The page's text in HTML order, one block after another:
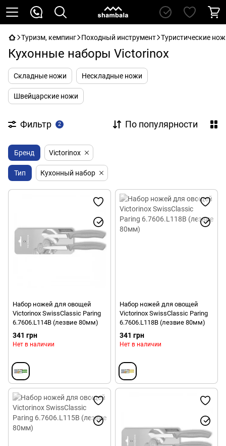
Туризм, кемпинг Походный инструмент Туристические
Кухонные наборы Victorinox
Складные ножи Нескладные ножи
Швейцарские ножи
Фильтр 2 По популярности
Бренд Victorinox
Тип Кухонный набор
Набор ножей для овощей
Victorinox SwissClassic Paring
6.7606.L114B (лезвие 80мм)
341 грн
Нет в наличии
Набор ножей для овощей
Victorinox SwissClassic Paring
6.7606.L118B (лезвие 80мм)
341 грн
Нет в наличии